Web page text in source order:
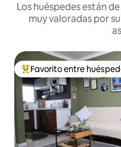
Los huéspedes están
muy valoradas por
Favorito entre huéspedes
Favorito entre